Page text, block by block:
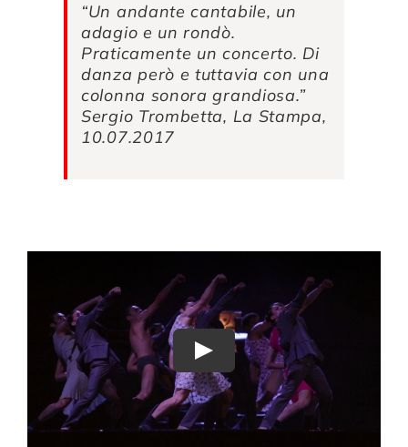
“Un andante cantabile, un
adagio e un rondò.
Praticamente un concerto. Di
danza però e tuttavia con una
colonna sonora grandiosa.”
Sergio Trombetta, La Stampa,
10.07.2017
Play